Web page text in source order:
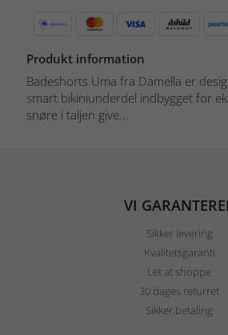
Produkt information
Badeshorts Uma fra Damella er
smart bikiniunderdel indbygget for
snøre i taljen give...
VI
Sikker levering
Kvalitetsgaranti
Let at shoppe
30 dages returret
Sikker betaling